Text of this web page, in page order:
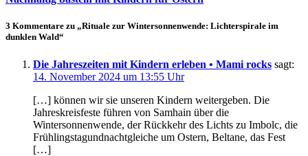
3 Kommentare zu „Rituale zur Wintersonnenwende: Lichterspirale im
dunklen Wald“
Die Jahreszeiten mit Kindern erleben • Mami rocks sagt:
14. November 2024 um 13:55 Uhr
[…] können wir sie unseren Kindern weitergeben. Die
Jahreskreisfeste führen von Samhain über die
Wintersonnenwende, der Rückkehr des Lichts zu Imbolc, die
Frühlingstagundnachtgleiche um Ostern, Beltane, das Fest
[…]